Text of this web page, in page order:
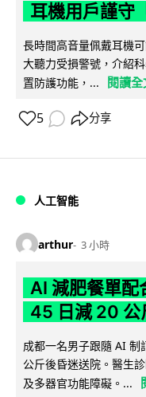
耳機用戶謹守
長時間高音量佩戴耳機
大聽力受損警號，介紹
置防護功能，...
閱讀全
5 分享
人工智能
arthur 3 小時
AI 減肥餐單
45 日減 20 公
成都一名男子跟隨 AI 制
公斤後昏迷送院。醫生
及多器官功能障礙。...